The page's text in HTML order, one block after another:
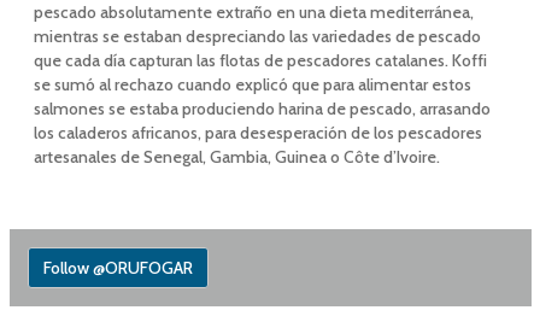
pescado absolutamente extraño en una dieta mediterránea,
mientras se estaban despreciando las variedades de pescado
que cada día capturan las flotas de pescadores catalanes. Koffi
se sumó al rechazo cuando explicó que para alimentar estos
salmones se estaba produciendo harina de pescado, arrasando
los caladeros africanos, para desesperación de los pescadores
artesanales de Senegal, Gambia, Guinea o Côte d’Ivoire.
Follow @ORUFOGAR